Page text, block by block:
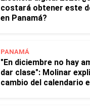
costará obtener este
en Panamá?
PANAMÁ
"En diciembre no hay
dar clase": Molinar
cambio del calendario